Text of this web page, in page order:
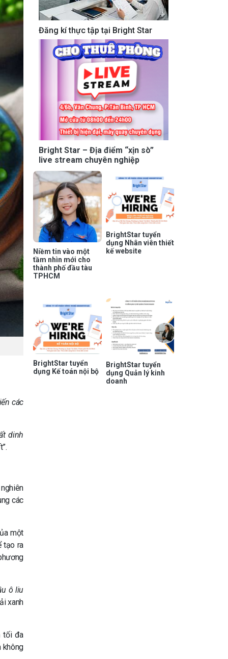
các
dinh
t”.
các
một
tạo ra
ô liu
xanh
tối đa
không
Đăng kí thực tập tại Bright Star
Bright Star – Địa điểm “xịn sò”
live stream chuyên nghiệp
Niềm tin vào một
tầm nhìn mới cho
thành phố đầu tàu
TPHCM
BrightStar tuyển
dụng Nhân viên thiết
kế website
BrightStar tuyển
dụng Kế toán nội bộ
BrightStar tuyển
dụng Quản lý kinh
doanh